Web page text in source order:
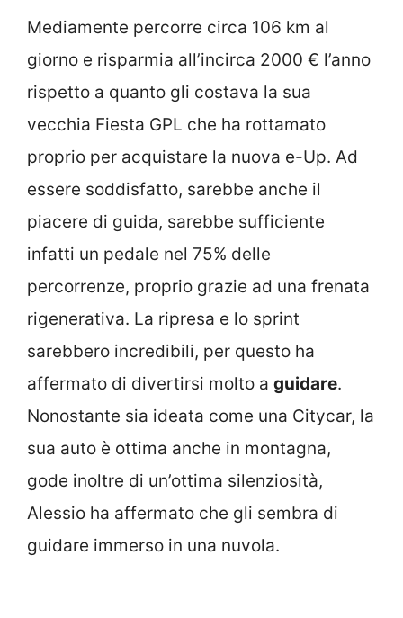
Mediamente percorre circa 106 km al
giorno e risparmia all’incirca 2000 € l’anno
rispetto a quanto gli costava la sua
vecchia Fiesta GPL che ha rottamato
proprio per acquistare la nuova e-Up. Ad
essere soddisfatto, sarebbe anche il
piacere di guida, sarebbe sufficiente
infatti un pedale nel 75% delle
percorrenze, proprio grazie ad una frenata
rigenerativa. La ripresa e lo sprint
sarebbero incredibili, per questo ha
affermato di divertirsi molto a guidare.
Nonostante sia ideata come una Citycar, la
sua auto è ottima anche in montagna,
gode inoltre di un’ottima silenziosità,
Alessio ha affermato che gli sembra di
guidare immerso in una nuvola.